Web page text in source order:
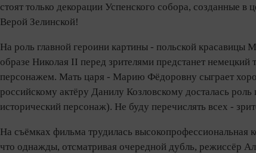
стоят только декорации Успенского собора, созданные
Верой Зелинской!
На роль главной героини картины - польской
образе Николая II перед зрителями предстанет
персонажем. Мать царя - Марию Фёдоровну сыграет
российскому актёру Данилу Козловскому досталась
исторический персонаж). Не буду перечислять всех -
На съёмках фильма трудилась высокопрофессиональная
что однажды, отсматривая очередной дубль, режиссёр